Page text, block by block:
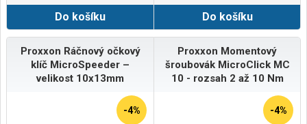
Do košíku
Do košíku
Proxxon Ráčnový očkový
klíč MicroSpeeder –
velikost 10x13mm
-4%
Proxxon Momentový
šroubovák MicroClick MC
10 - rozsah 2 až 10 Nm
-4%